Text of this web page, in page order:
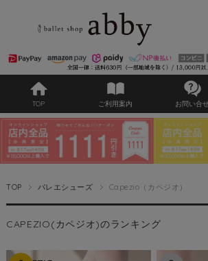
TOP ご利用案内 お問い合
TOP バレエシューズ Capezio（カペジオ）
CAPEZIO(カペジオ)のランキング